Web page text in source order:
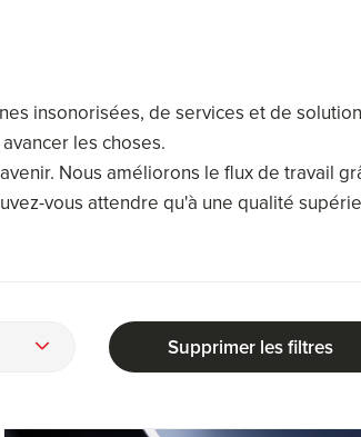
insonorisées, de services et de
les choses.
Nous améliorons le flux de travail
vous attendre qu'à une qualité
Supprimer les filtres